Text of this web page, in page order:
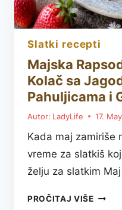
slatki recepti
Majska
Kolač sa
Pahuljicama i
Autor: LadyLife 17.
Kada maj zamiriše
vreme za slatkiš
želju za slatkim
PROČITAJ VIŠE